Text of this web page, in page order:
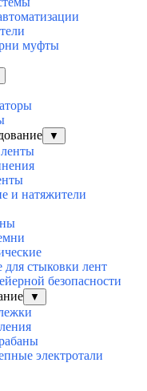
муфты
▼
и натяжители
стыковки лент
безопасности
▼
электротали